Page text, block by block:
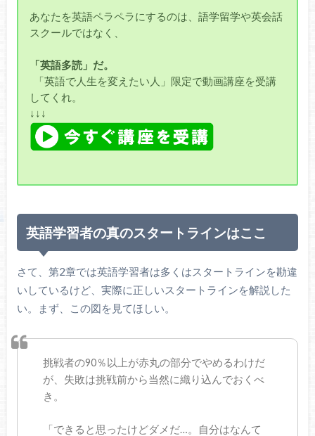
あなたを英語ペラペラにするのは、語学留学や英会話
スクールではなく、
「英語多読」だ。
「英語で人生を変えたい人」限定で動画講座を受講
してくれ。
↓↓↓
英語学習者の真のスタートラインはここ
さて、第2章では英語学習者は多くはスタートラインを勘違
いしているけど、実際に正しいスタートラインを解説した
い。まず、この図を見てほしい。
挑戦者の90％以上が赤丸の部分でやめるわけだ
が、失敗は挑戦前から当然に織り込んでおくべ
き。
「できると思ったけどダメだ…。自分はなんて